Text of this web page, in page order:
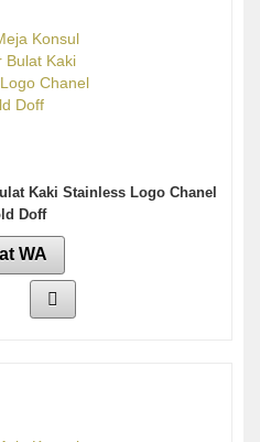
Kaki Stainless Logo Chanel
Doff
WA